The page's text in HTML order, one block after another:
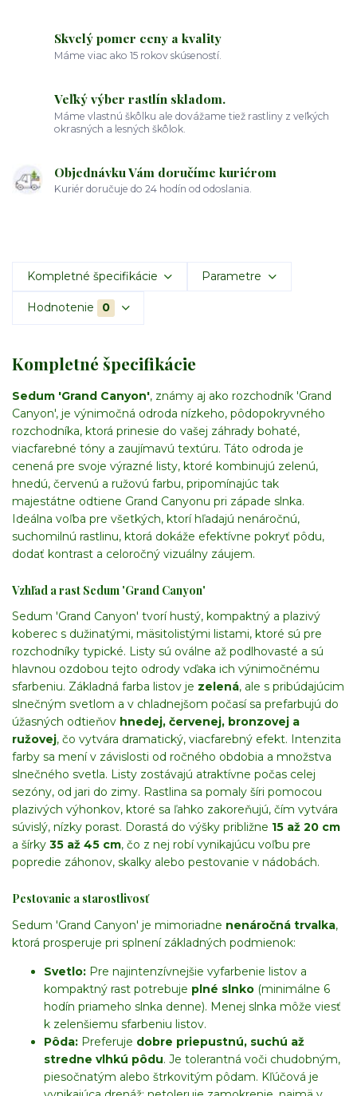
Skvelý pomer ceny a kvality
Máme viac ako 15 rokov skúseností.
Veľký výber rastlín skladom.
Máme vlastnú škôlku ale dovážame tiež rastliny z veľkých
okrasných a lesných škôlok.
Objednávku Vám doručíme kuriérom
Kuriér doručuje do 24 hodín od odoslania.
Kompletné špecifikácie Parametre
Hodnotenie 0
Kompletné špecifikácie
Sedum 'Grand Canyon', známy aj ako rozchodník 'Grand
Canyon', je výnimočná odroda nízkeho, pôdopokryvného
rozchodníka, ktorá prinesie do vašej záhrady bohaté,
viacfarebné tóny a zaujímavú textúru. Táto odroda je
cenená pre svoje výrazné listy, ktoré kombinujú zelenú,
hnedú, červenú a ružovú farbu, pripomínajúc tak
majestátne odtiene Grand Canyonu pri západe slnka.
Ideálna voľba pre všetkých, ktorí hľadajú nenáročnú,
suchomilnú rastlinu, ktorá dokáže efektívne pokryť pôdu,
dodať kontrast a celoročný vizuálny záujem.
Vzhľad a rast Sedum 'Grand Canyon'
Sedum 'Grand Canyon' tvorí hustý, kompaktný a plazivý
koberec s dužinatými, mäsitolistými listami, ktoré sú pre
rozchodníky typické. Listy sú oválne až podlhovasté a sú
hlavnou ozdobou tejto odrody vďaka ich výnimočnému
sfarbeniu. Základná farba listov je zelená, ale s pribúdajúcim
slnečným svetlom a v chladnejšom počasí sa prefarbujú do
úžasných odtieňov hnedej, červenej, bronzovej a
ružovej, čo vytvára dramatický, viacfarebný efekt. Intenzita
farby sa mení v závislosti od ročného obdobia a množstva
slnečného svetla. Listy zostávajú atraktívne počas celej
sezóny, od jari do zimy. Rastlina sa pomaly šíri pomocou
plazivých výhonkov, ktoré sa ľahko zakoreňujú, čím vytvára
súvislý, nízky porast. Dorastá do výšky približne 15 až 20 cm
a šírky 35 až 45 cm, čo z nej robí vynikajúcu voľbu pre
popredie záhonov, skalky alebo pestovanie v nádobách.
Pestovanie a starostlivosť
Sedum 'Grand Canyon' je mimoriadne nenáročná trvalka,
ktorá prosperuje pri splnení základných podmienok:
Svetlo: Pre najintenzívnejšie vyfarbenie listov a
kompaktný rast potrebuje plné slnko (minimálne 6
hodín priameho slnka denne). Menej slnka môže viesť
k zelenšiemu sfarbeniu listov.
Pôda: Preferuje dobre priepustnú, suchú až
stredne vlhkú pôdu. Je tolerantná voči chudobným,
piesočnatým alebo štrkovitým pôdam. Kľúčová je